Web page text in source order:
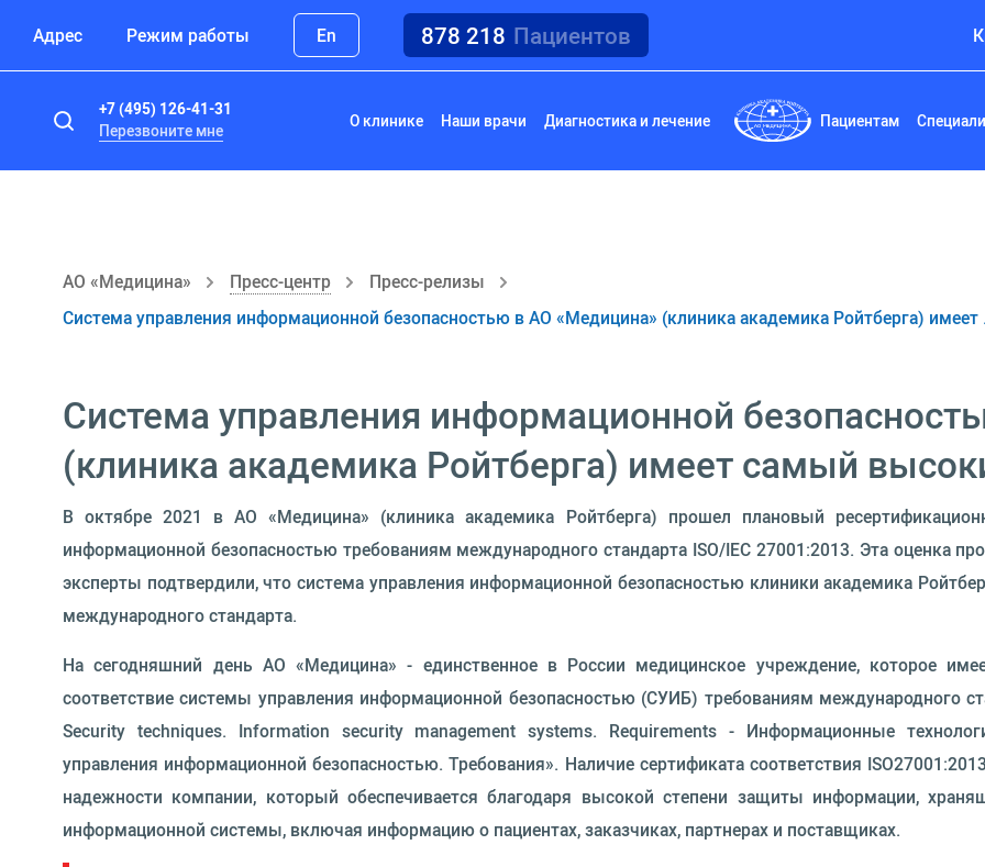
Адрес Режим работы En 878 218 Пациентов
+7 (495) 126-41-31
Перезвоните мне
О клинике Наши врачи Диагностика и лечение Пациентам
АО «Медицина» Пресс-центр
Пресс-релизы
Система управления информационной безопасностью в АО «Медицина» (клиника академика Ройтберга) имеет
Система управления информационной
(клиника академика Ройтберга) имеет самый
В октябре 2021 в АО «Медицина» (клиника академика Ройтберга) прошел плановый
информационной безопасностью требованиям международного стандарта ISO/IEC 27001:2013. Эта оценка
эксперты подтвердили, что система управления информационной безопасностью клиники академика
международного стандарта.
На сегодняшний день АО «Медицина» - единственное в России медицинское учреждение, которое
соответствие системы управления информационной безопасностью (СУИБ) требованиям международного
Security techniques. Information security management systems. Requirements - Информационные
управления информационной безопасностью. Требования». Наличие сертификата соответствия
надежности компании, который обеспечивается благодаря высокой степени защиты информации,
информационной системы, включая информацию о пациентах, заказчиках, партнерах и поставщиках.